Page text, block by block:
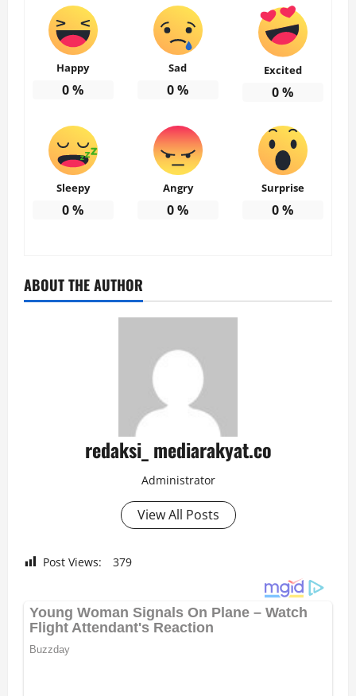
Happy
0%
Sad
0%
Excited
0%
Sleepy
0%
Angry
0%
Surprise
0%
ABOUT THE AUTHOR
redaksi_ mediarakyat.co
Administrator
View All Posts
Post Views: 379